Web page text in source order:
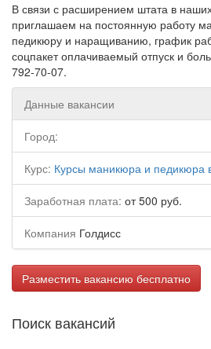
В связи с расширением штата в
приглашаем на постоянную работу
педикюру и наращиванию, график
соцпакет оплачиваемый отпуск и
792-70-07.
Данные вакансии
Город:
Курс: Курсы маникюра и педикюра
Заработная плата: от 500 руб.
Компания Голдисс
Разместить вакансию бесплатно
Поиск вакансий